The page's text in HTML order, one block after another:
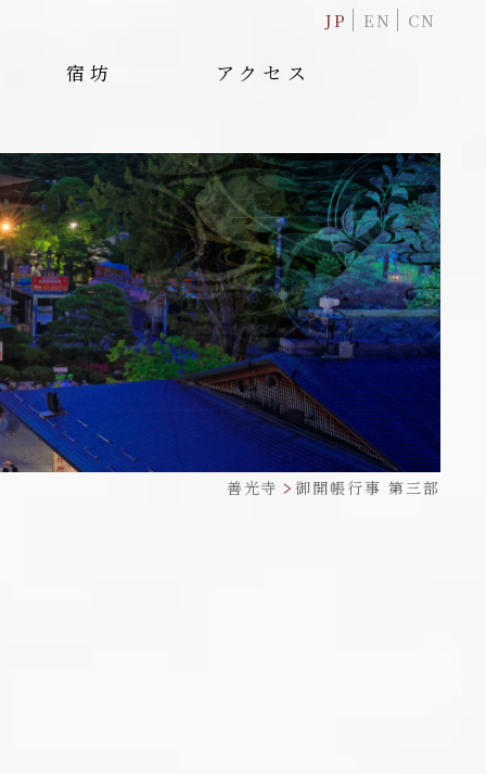
宿坊 アクセス
JP EN CN
善光寺 御開帳行事 第三部